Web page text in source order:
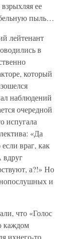
ее
пыль…
лейтенант
в
который
наблюдений
очередной
испугала
«Да
враг, как
вдруг
а?!» Но
и
что «Голос
каждом
ихнего-то…